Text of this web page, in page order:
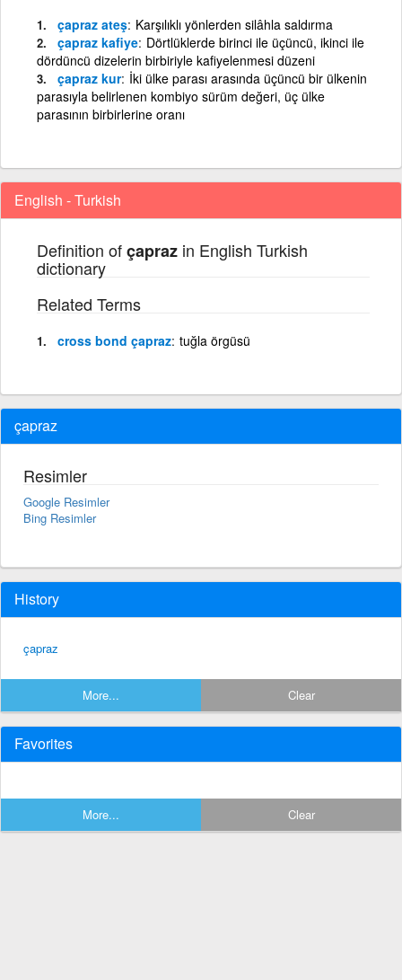
çapraz ateş Karşılıklı yönlerden silâhla saldırma
çapraz kafiye Dörtlüklerde birinci ile üçüncü, ikinci ile
dördüncü dizelerin birbiriyle kafiyelenmesi düzeni
çapraz kur İki ülke parası arasında üçüncü bir ülkenin
parasıyla belirlenen kombiyo sürüm değeri, üç ülke
parasının birbirlerine oranı
English - Turkish
Definition ofçapraz in English Turkish
dictionary
Related Terms
cross bond çapraz tuğla örgüsü
çapraz
Resimler
Google Resimler
Bing Resimler
History
çapraz
More... Clear
Favorites
More... Clear